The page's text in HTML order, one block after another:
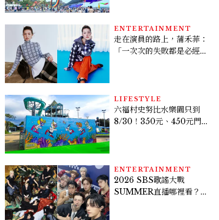
ENTERTAINMENT
走在演員的路上，蒲禾菲：
「一次次的失敗都是必經過
LIFESTYLE
六福村史努比水樂園只到
8/30！350元、450元門票
ENTERTAINMENT
2026 SBS歌謠大戰
SUMMER直播哪裡看？